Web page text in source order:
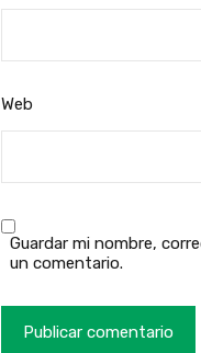
Web
Guardar mi nombre,
un comentario.